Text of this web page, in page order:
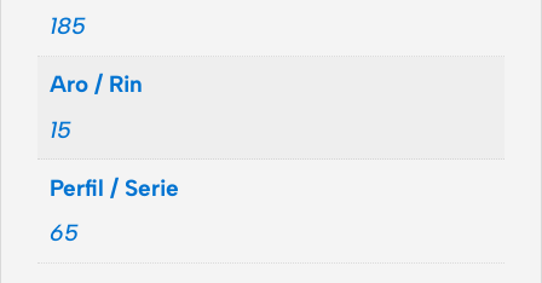
185
Aro / Rin
15
Perfil / Serie
65